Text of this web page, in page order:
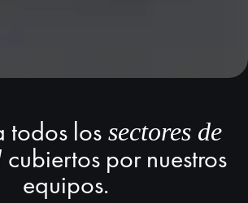
todos lossectores de
cubiertos por nuestros
equipos.